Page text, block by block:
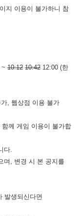
지 이용이 불가하니 참
~ 10:12 10:42 12:00 (한
, 웹상점 이용 불가
께 게임 이용이 불가합
다.
며, 변경 시 본 공지를
발생되신다면